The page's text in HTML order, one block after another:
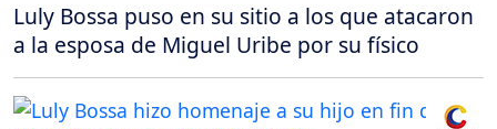
Luly Bossa puso en su sitio a los que atacaron
a la esposa de Miguel Uribe por su físico